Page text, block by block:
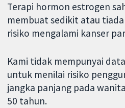
Terapi hormon estrogen
membuat sedikit atau
risiko mengalami kanser
Kami tidak mempunyai
untuk menilai risiko
jangka panjang pada
50 tahun.